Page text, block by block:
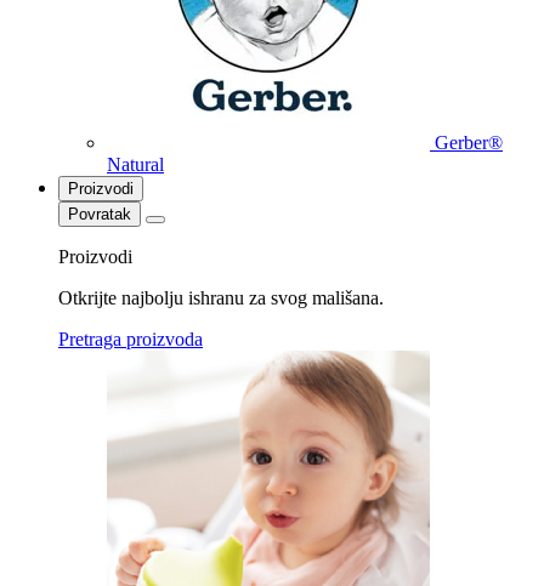
Gerber®
Natural
Proizvodi
Povratak
Proizvodi
Otkrijte najbolju ishranu za svog mališana.
Pretraga proizvoda